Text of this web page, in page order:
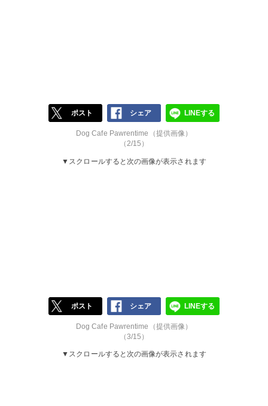
ポスト シェア LINEする
Dog Cafe Pawrentime（提供画像）
（2/15）
▼スクロールすると次の画像が表示されます
ポスト シェア LINEする
Dog Cafe Pawrentime（提供画像）
（3/15）
▼スクロールすると次の画像が表示されます